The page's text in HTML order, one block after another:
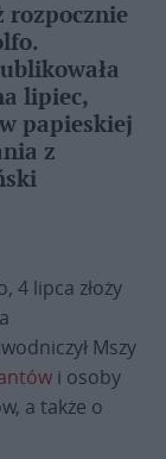
rozpocznie
lipiec,
papieskiej
z
4 lipca złoży
Mszy
i osoby
a także o